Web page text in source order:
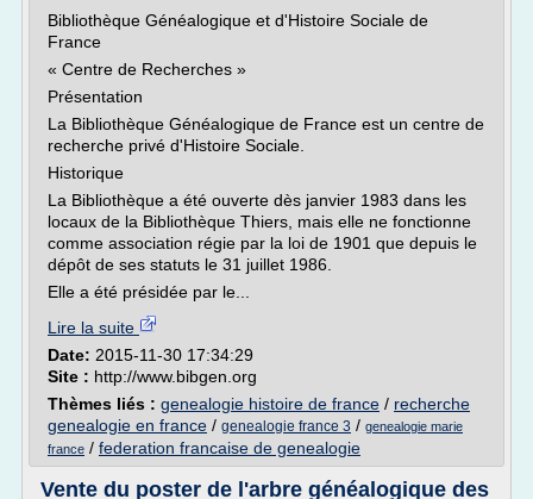
Bibliothèque Généalogique et d'Histoire Sociale de
France
« Centre de Recherches »
Présentation
La Bibliothèque Généalogique de France est un centre de
recherche privé d'Histoire Sociale.
Historique
La Bibliothèque a été ouverte dès janvier 1983 dans les
locaux de la Bibliothèque Thiers, mais elle ne fonctionne
comme association régie par la loi de 1901 que depuis le
dépôt de ses statuts le 31 juillet 1986.
Elle a été présidée par le...
Lire la suite
Date: 2015-11-30 17:34:29
Site : http://www.bibgen.org
Thèmes liés : genealogie histoire de france / recherche
genealogie en france / genealogie france 3 / genealogie marie
france / federation francaise de genealogie
Vente du poster de l'arbre généalogique des